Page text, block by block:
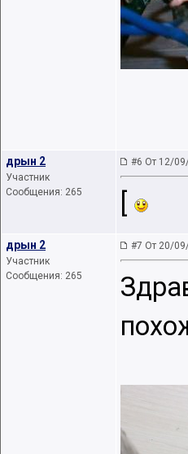
дрын 2
Участник
Сообщения: 265
#6 От 12/
дрын 2
Участник
Сообщения: 265
#7 От 20/